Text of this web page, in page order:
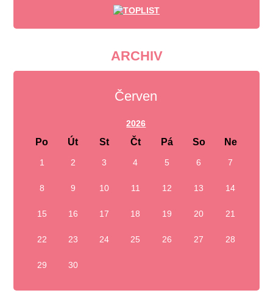
ARCHIV
Červen
2026
Po Út St Čt Pá So Ne
1 2 3 4 5 6 7
8 9 10 11 12 13 14
15 16 17 18 19 20 21
22 23 24 25 26 27 28
29 30